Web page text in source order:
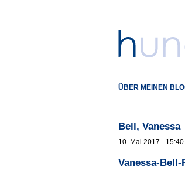
ÜBER MEINEN
Bell, Vanessa
10. Mai 2017 - 15:40
Vanessa-